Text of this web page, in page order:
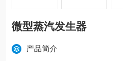
微型蒸汽发生器
产品简介